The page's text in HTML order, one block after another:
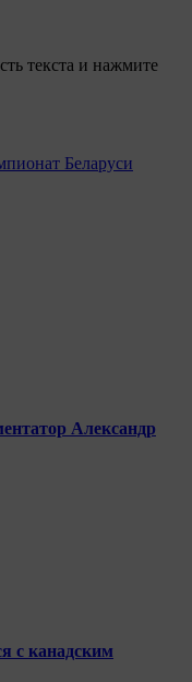
текста и нажмите
Беларуси
Александр
с канадским